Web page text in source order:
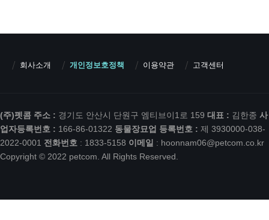
회사소개 개인정보호정책 이용약관 고객센터
(주)펫콤 주소 : 경기도 안산시 단원구 엠티브이1로 159 대표 : 김한종 사
업자등록번호 : 166-86-01322 동물장묘업 등록번호 : 제 3930000-038-
2022-0001 전화번호 : 1833-5158 이메일 : hoonnam06@petcom.co.kr
Copyright © 2022 petcom. All Rights Reserved.